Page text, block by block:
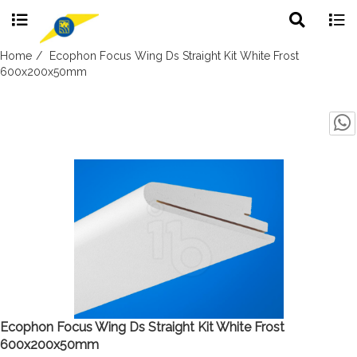
Skip
to
search
Home
Ecophon Focus Wing Ds Straight Kit White Frost
600x200x50mm
Ecophon Focus Wing Ds Straight Kit White Frost
600x200x50mm